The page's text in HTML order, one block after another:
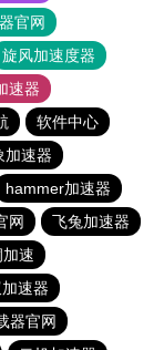
官网
旋风加速度器
速器
软件中心
加速器
hammer加速器
网
飞兔加速器
速
速器
器官网